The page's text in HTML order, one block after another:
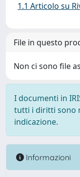
1.1 Articolo su
File in questo
Non ci sono file
I documenti in
tutti i diritti sono
indicazione.
Informazioni